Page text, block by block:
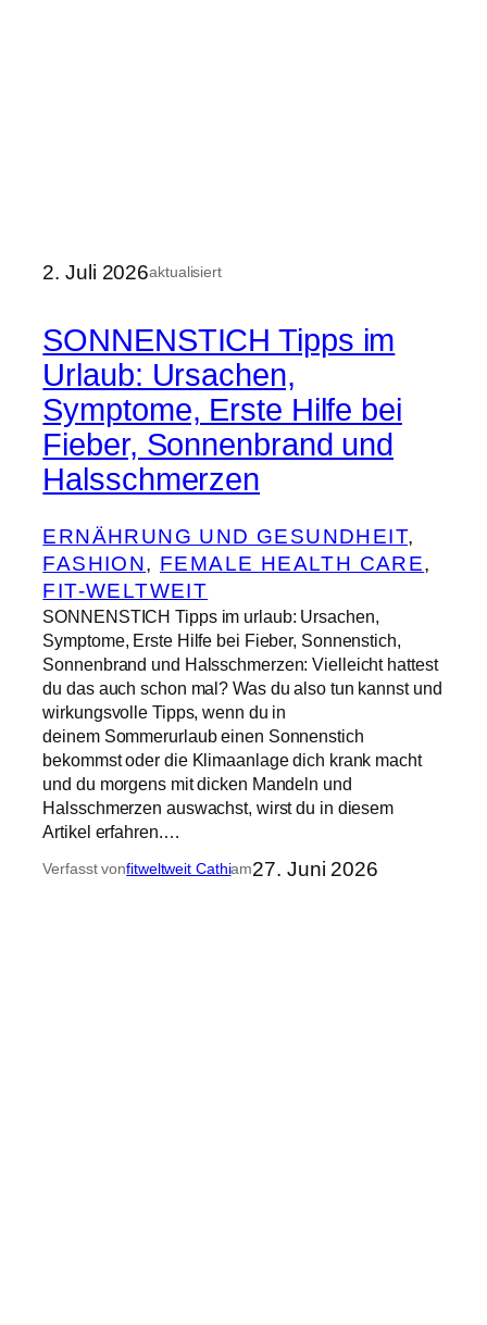
2. Juli 2026aktualisiert
SONNENSTICH Tipps im
Urlaub: Ursachen,
Symptome, Erste Hilfe bei
Fieber, Sonnenbrand und
Halsschmerzen
ERNÄHRUNG UND GESUNDHEIT
FASHION, FEMALE HEALTH CARE
FIT-WELTWEIT
SONNENSTICH Tipps im urlaub: Ursachen,
Symptome, Erste Hilfe bei Fieber, Sonnenstich,
Sonnenbrand und Halsschmerzen: Vielleicht hattest
du das auch schon mal? Was du also tun kannst und
wirkungsvolle Tipps, wenn du in
deinem Sommerurlaub einen Sonnenstich
bekommst oder die Klimaanlage dich krank macht
und du morgens mit dicken Mandeln und
Halsschmerzen auswachst, wirst du in diesem
Artikel erfahren.…
Verfasst vonfitweltweit Cathiam27. Juni 2026